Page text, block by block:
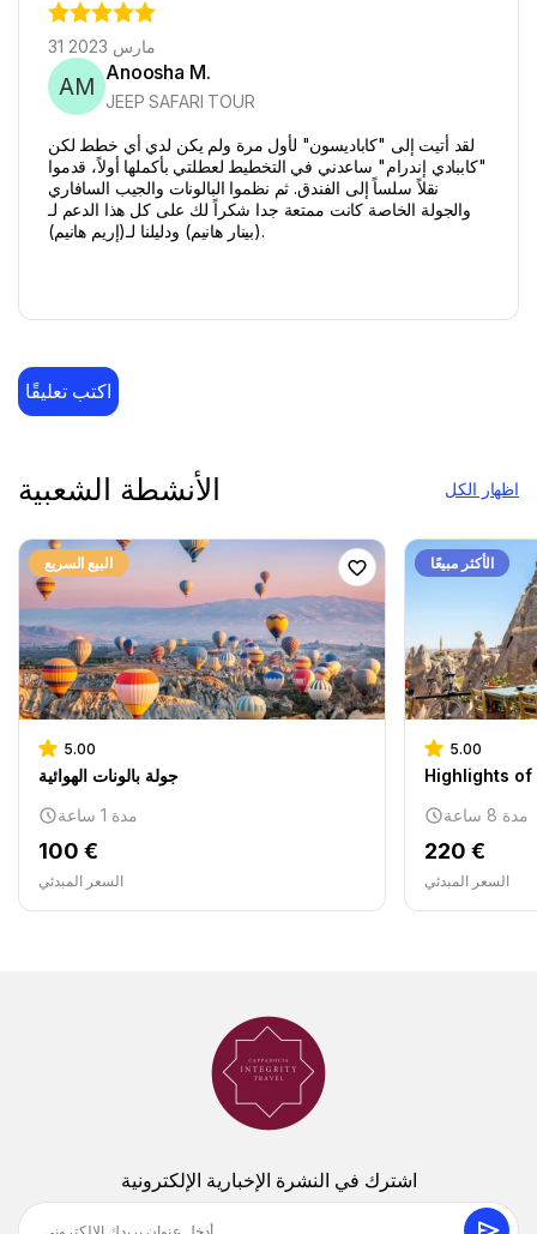
31 مارس 2023
AM
Anoosha M.
JEEP SAFARI TOUR
لقد أتيت إلى "كاباديسون" لأول مرة ولم يكن لدي أي خطط لكن
"كاببادي إندرام" ساعدني في التخطيط لعطلتي بأكملها أولاً، قدموا
نقلاً سلساً إلى الفندق. ثم نظموا البالونات والجيب السافاري
والجولة الخاصة كانت ممتعة جدا شكراً لك على كل هذا الدعم لـ
(بينار هانيم) ودليلنا لـ(إريم هانيم).
اكتب تعليقًا
الأنشطة الشعبية اظهار الكل
البيع السريع
5.00
جولة بالونات الهوائية
مدة 1 ساعة
100 €
السعر المبدئي
الأكثر مبيعًا
5.00
مدة 8 ساعة
220 €
السعر المبدئي
اشترك في النشرة الإخبارية الإلكترونية